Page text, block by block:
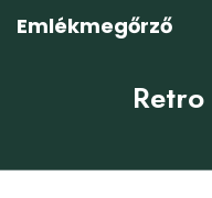
Emlékmegőrző